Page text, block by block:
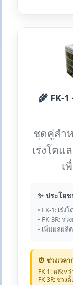
🌾 FK-
ชุดคู่สำห
เร่งโตแ
เ
✨ ประโย
• FK-1: เร่ง
• FK-3R: ร
• เพิ่มผลผลิ
⏰ ช่วงเวล
FK-1: หลังห
FK-3R: ช่วง